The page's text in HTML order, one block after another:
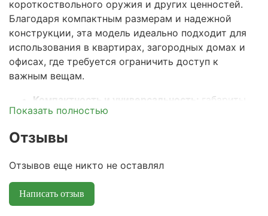
короткоствольного оружия и других ценностей.
Благодаря компактным размерам и надежной
конструкции, эта модель идеально подходит для
использования в квартирах, загородных домах и
офисах, где требуется ограничить доступ к
важным вещам.
Компактность и универсальность:
габариты
сейфа позволяют установить его в любом
на даче. Он отлично впишется в интерьер и не
Прочная стальная конструкция:
дверь изготовлены из стали, что обеспечивает
базовую защиту от несанкционированного
Показать полностью
Отзывы
Отзывов еще никто не оставлял
Написать отзыв